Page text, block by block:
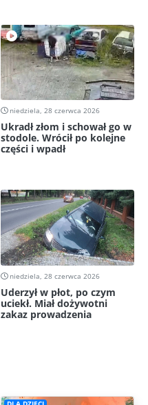
niedziela, 28 czerwca 2026
Ukradł złom i schował go w
stodole. Wrócił po kolejne
części i wpadł
niedziela, 28 czerwca 2026
Uderzył w płot, po czym
uciekł. Miał dożywotni
zakaz prowadzenia